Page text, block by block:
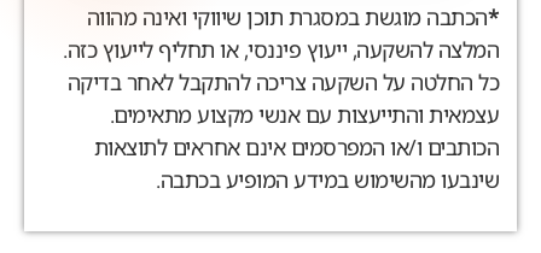
הכתבה מוגשת במסגרת תוכן שיווקי ואינה מהווה
להשקעה, ייעוץ פיננסי, או תחליף לייעוץ כזה.
החלטה על השקעה צריכה להתקבל לאחר בדיקה
והתייעצות עם אנשי מקצוע מתאימים.
ו/או המפרסמים אינם אחראים לתוצאות
מהשימוש במידע המופיע בכתבה.